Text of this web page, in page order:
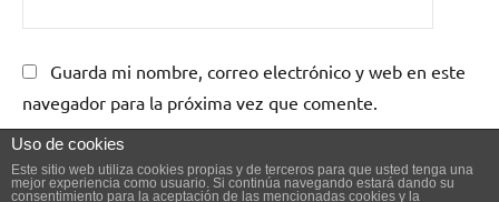
Guarda mi nombre, correo electrónico y web en este
navegador para la próxima vez que comente.
Uso de cookies
Este sitio web utiliza cookies propias y de terceros para que usted tenga una
mejor experiencia como usuario. Si continúa navegando estará dando su
consentimiento para la aceptación de las mencionadas cookies y la